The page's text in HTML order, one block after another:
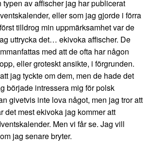
av affischer jag har publicerat
eller som jag gjorde i förra
tilldrog min uppmärksamhet var de
uttrycka det… ekivoka affischer. De
med att de ofta har någon
eller groteskt ansikte, i förgrunden.
jag tyckte om dem, men de hade det
började intressera mig för polsk
givetvis inte lova något, men jag tror att
det mest ekivoka jag kommer att
Men vi får se. Jag vill
jag senare bryter.